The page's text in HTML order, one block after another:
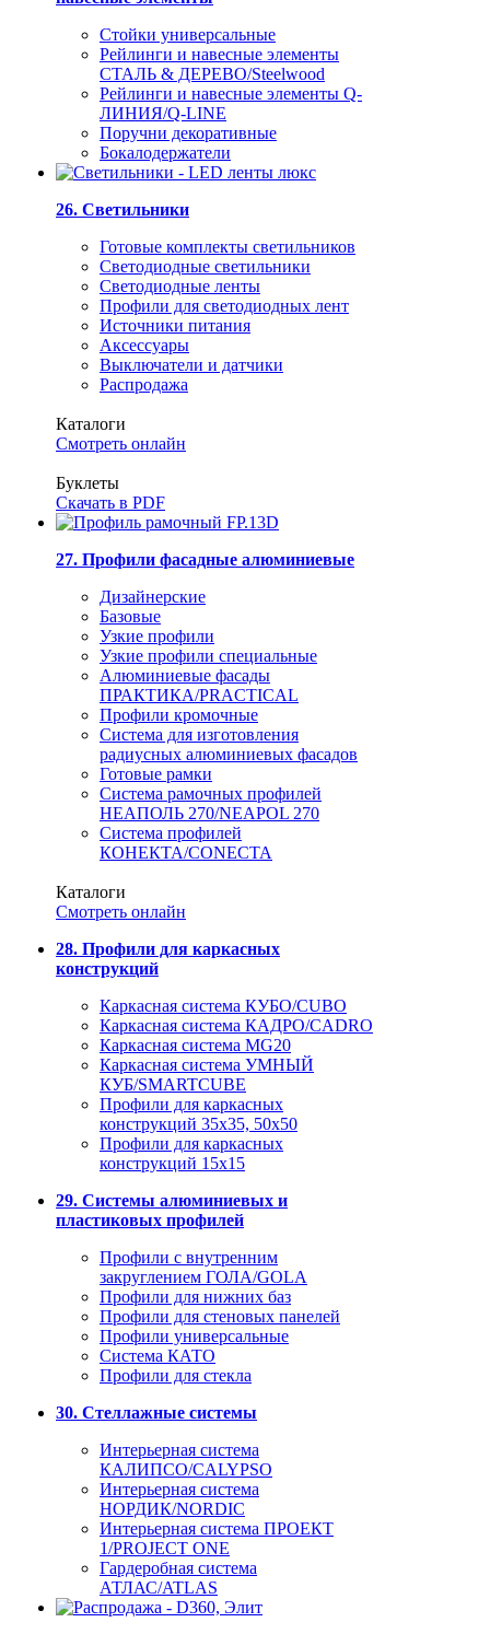
Стойки универсальные
Рейлинги и навесные элементы
СТАЛЬ & ДЕРЕВО/Steelwood
Рейлинги и навесные элементы Q-
ЛИНИЯ/Q-LINE
Поручни декоративные
Бокалодержатели
26. Светильники
Готовые комплекты светильников
Светодиодные светильники
Светодиодные ленты
Профили для светодиодных лент
Источники питания
Аксессуары
Выключатели и датчики
Распродажа
Каталоги
Смотреть онлайн
Буклеты
Скачать в PDF
27. Профили фасадные алюминиевые
Дизайнерские
Базовые
Узкие профили
Узкие профили специальные
Алюминиевые фасады
ПРАКТИКА/PRACTICAL
Профили кромочные
Система для изготовления
радиусных алюминиевых фасадов
Готовые рамки
Система рамочных профилей
НЕАПОЛЬ 270/NEAPOL 270
Система профилей
КОНЕКТА/CONECTA
Каталоги
Смотреть онлайн
28. Профили для каркасных
конструкций
Каркасная система КУБО/CUBO
Каркасная система КАДРО/CADRO
Каркасная система MG20
Каркасная система УМНЫЙ
КУБ/SMARTCUBE
Профили для каркасных
конструкций 35x35, 50x50
Профили для каркасных
конструкций 15х15
29. Системы алюминиевых и
пластиковых профилей
Профили с внутренним
закруглением ГОЛА/GOLA
Профили для нижних баз
Профили для стеновых панелей
Профили универсальные
Система КАТО
Профили для стекла
30. Стеллажные системы
Интерьерная система
КАЛИПСО/CALYPSO
Интерьерная система
НОРДИК/NORDIC
Интерьерная система ПРОЕКТ
1/PROJECT ONE
Гардеробная система
АТЛАС/ATLAS